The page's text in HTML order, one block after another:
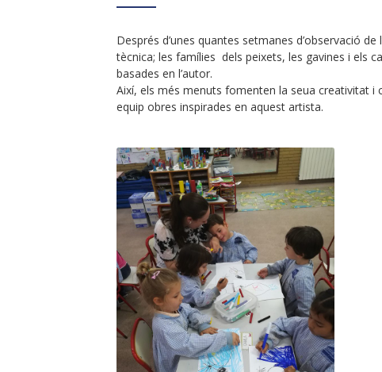
Després d’unes quantes setmanes d’observació
tècnica; les famílies dels peixets, les gavines i els
basades en l’autor.
Així, els més menuts fomenten la seua creativitat
equip obres inspirades en aquest artista.